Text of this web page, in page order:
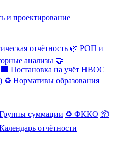
и проектирование
отчётность 🌿 РОП и
анализы 🤝
🏢 Постановка на учёт НВОС
♻️ Нормативы образования
суммации ♻️ ФККО 📦
отчётности